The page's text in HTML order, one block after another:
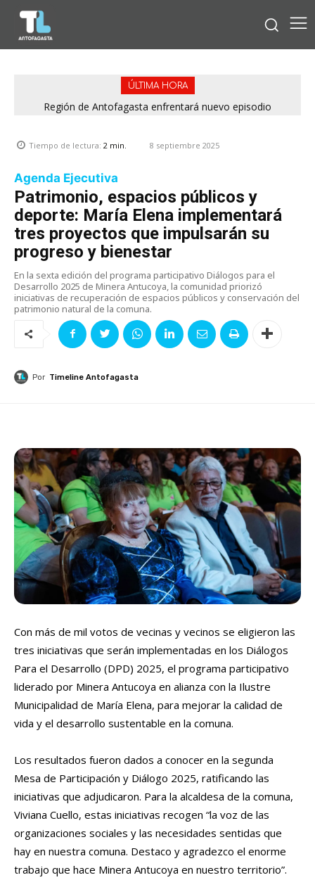
ÚLTIMA HORA
Región de Antofagasta enfrentará nuevo episodio
Tiempo de lectura: 2 min. 8 septiembre 2025
Agenda Ejecutiva
Patrimonio, espacios públicos y
deporte: María Elena implementará
tres proyectos que impulsarán su
progreso y bienestar
En la sexta edición del programa participativo Diálogos para el
Desarrollo 2025 de Minera Antucoya, la comunidad priorizó
iniciativas de recuperación de espacios públicos y conservación del
patrimonio natural de la comuna.
Por Timeline Antofagasta
Con más de mil votos de vecinas y vecinos se eligieron las
tres iniciativas que serán implementadas en los Diálogos
Para el Desarrollo (DPD) 2025, el programa participativo
liderado por Minera Antucoya en alianza con la Ilustre
Municipalidad de María Elena, para mejorar la calidad de
vida y el desarrollo sustentable en la comuna.
Los resultados fueron dados a conocer en la segunda
Mesa de Participación y Diálogo 2025, ratificando las
iniciativas que adjudicaron. Para la alcaldesa de la comuna,
Viviana Cuello, estas iniciativas recogen “la voz de las
organizaciones sociales y las necesidades sentidas que
hay en nuestra comuna. Destaco y agradezco el enorme
trabajo que hace Minera Antucoya en nuestro territorio”.